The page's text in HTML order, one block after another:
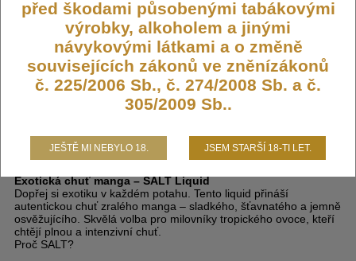
DO KOŠÍKU
Liquid IMPRESS SALT Mango 10ml -
10mg
Exotická chuť manga – SALT Liquid
Dopřej si exotiku v každém potahu. Tento liquid přináší
autentickou chuť zralého manga – sladkého, šťavnatého a jemně
osvěžujícího. Skvělá volba pro milovníky tropického ovoce, kteří
chtějí plnou a intenzivní chuť.
Proč SALT?
před škodami působenými tabákovými
výrobky, alkoholem a jinými
návykovými látkami a o změně
souvisejících zákonů ve zněnízákonů
č. 225/2006 Sb., č. 274/2008 Sb. a č.
305/2009 Sb..
JEŠTĚ MI NEBYLO 18. JSEM STARŠÍ 18-TI LET.